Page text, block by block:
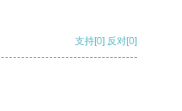
支持[0] 反对[0]